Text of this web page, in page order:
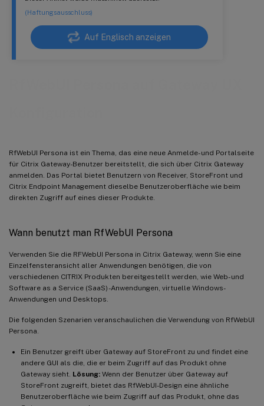
(Haftungsausschluss)
Auf Englisch anzeigen
RfWebUI Persona ist ein Thema, das eine neue Anmelde- und Portalseite
für Citrix Gateway-Benutzer bereitstellt, die sich über Citrix Gateway
anmelden. Das Portal bietet Benutzern von Receiver, StoreFront und
Citrix Endpoint Management dieselbe Benutzeroberfläche wie beim
direkten Zugriff auf eines dieser Produkte.
Wann benutzt man RfWebUI Persona
Verwenden Sie die RFWebUI Persona in Citrix Gateway, wenn Sie eine
Einzelfensteransicht aller Anwendungen benötigen, die von
verschiedenen CITRIX Produkten bereitgestellt werden, wie Web- und
Software as a Service (SaaS) -Anwendungen, virtuelle Windows-
Anwendungen und Desktops.
Die folgenden Szenarien veranschaulichen die Verwendung von RfWebUI
Persona.
Ein Benutzer greift über Gateway auf StoreFront zu und findet eine
andere GUI als die, die er beim Zugriff auf das Produkt ohne
Gateway sieht. Lösung: Wenn der Benutzer über Gateway auf
StoreFront zugreift, bietet das RfWebUI-Design eine ähnliche
Benutzeroberfläche wie beim Zugriff auf das Produkt, ohne das